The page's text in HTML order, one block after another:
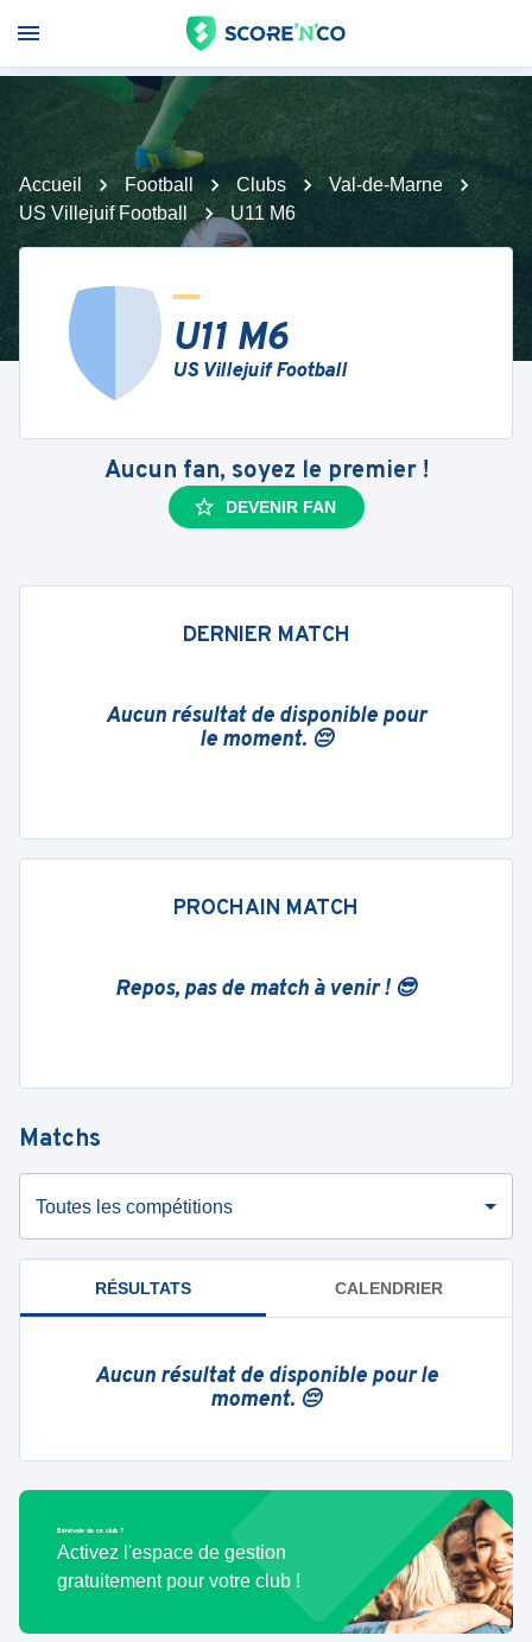
Accueil Football Clubs
Val-de-Marne
US Villejuif Football
U11 M6
U11 M6
US Villejuif Football
Aucun fan, soyez le premier !
DEVENIR FAN
DERNIER MATCH
Aucun résultat de disponible pour
le moment. 😔
PROCHAIN MATCH
Repos, pas de match à venir ! 😎
Matchs
Toutes les compétitions
RÉSULTATS CALENDRIER
Aucun résultat de disponible pour le
moment. 😔
Bénévole de ce club ?
Activez l'espace de gestion
gratuitement pour votre club !